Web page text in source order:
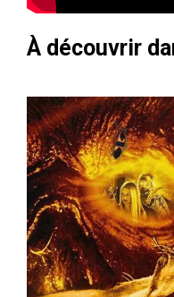
À découvrir